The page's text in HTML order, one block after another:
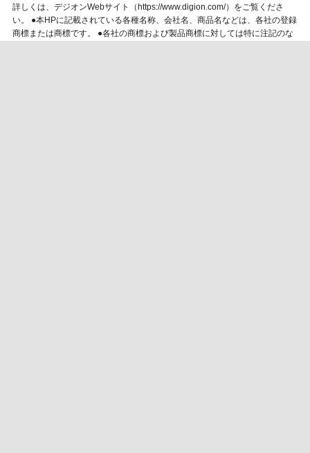
詳しくは、デジオンWebサイト（https://www.digion.com/）をご覧くださ
い。 ●本HPに記載されている各種名称、会社名、商品名などは、各社の登録
商標または商標です。 ●各社の商標および製品商標に対しては特に注記のな